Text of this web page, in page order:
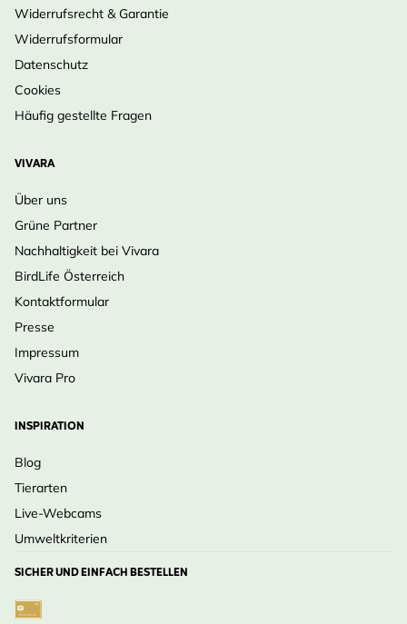
Widerrufsrecht & Garantie
Widerrufsformular
Datenschutz
Cookies
Häufig gestellte Fragen
VIVARA
Über uns
Grüne Partner
Nachhaltigkeit bei Vivara
BirdLife Österreich
Kontaktformular
Presse
Impressum
Vivara Pro
INSPIRATION
Blog
Tierarten
Live-Webcams
Umweltkriterien
SICHER UND EINFACH BESTELLEN